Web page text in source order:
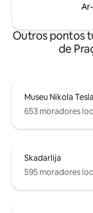
Outros pontos
de
Museu Nikola Tesla
653 moradores
Skadarlija
595 moradores